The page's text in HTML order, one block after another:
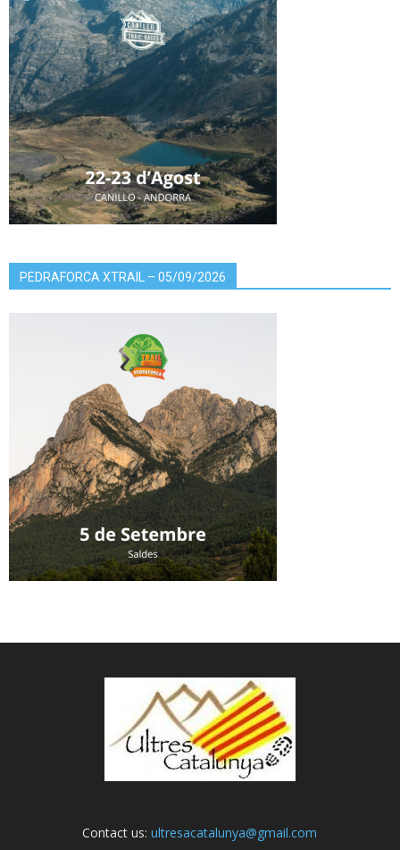
PEDRAFORCA XTRAIL – 05/09/2026
Contact us:ultresacatalunya@gmail.com